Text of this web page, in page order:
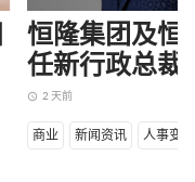
恒隆集团及恒
任新行政总裁
access_time 2 天前
商业 新闻资讯 人事变动